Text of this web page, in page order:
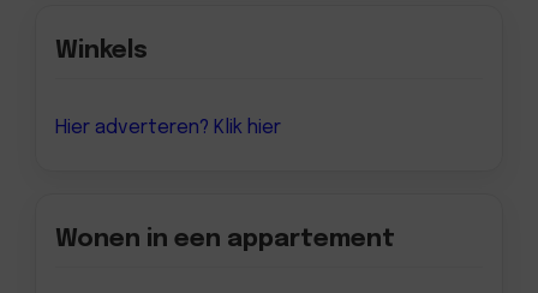
Winkels
Hier adverteren? Klik hier
Wonen in een appartement